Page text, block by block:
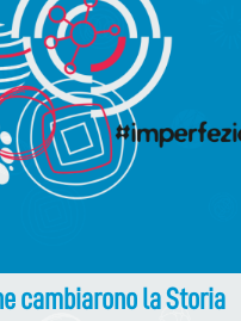
cambiarono la Storia